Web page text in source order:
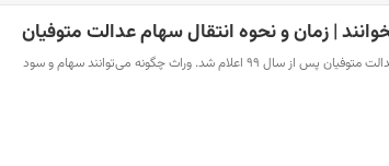
| زمان و نحوه انتقال سهام عدالت متوفیان
آخرین وضعیت انتقال سهام عدالت متوفیان پس از سال ۹۹ اعلام شد. وراث چگونه می‌توانند سهام و سود